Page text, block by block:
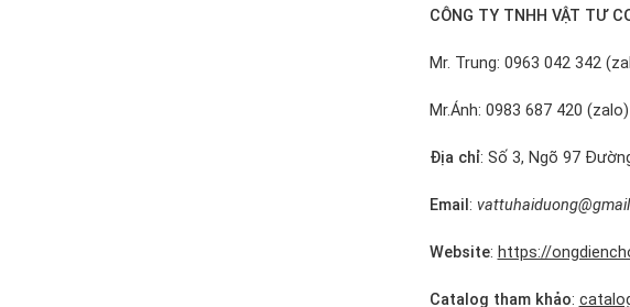
CÔNG TY TNHH VẬT TƯ
Mr. Trung: 0963 042 342
Mr.Ánh: 0983 687 420 (zalo)
Địa chỉ: Số 3, Ngõ 97
Email :
Website: https://
Catalog tham khảo: